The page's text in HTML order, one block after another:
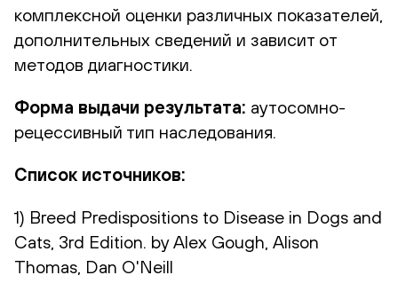
комплексной оценки различных показателей,
дополнительных сведений и зависит от
методов диагностики.
Форма выдачи результата: аутосомно-
рецессивный тип наследования.
Список источников:
1) Breed Predispositions to Disease in Dogs and
Cats, 3rd Edition. by Alex Gough, Alison
Thomas, Dan O'Neill